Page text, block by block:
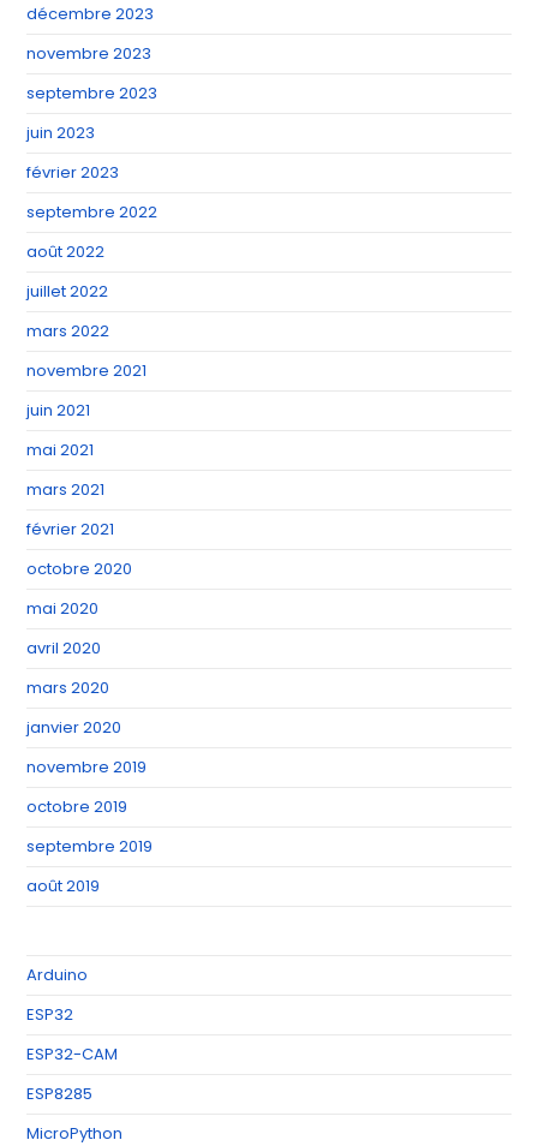
décembre 2023
novembre 2023
septembre 2023
juin 2023
février 2023
septembre 2022
août 2022
juillet 2022
mars 2022
novembre 2021
juin 2021
mai 2021
mars 2021
février 2021
octobre 2020
mai 2020
avril 2020
mars 2020
janvier 2020
novembre 2019
octobre 2019
septembre 2019
août 2019
Arduino
ESP32
ESP32-CAM
ESP8285
MicroPython